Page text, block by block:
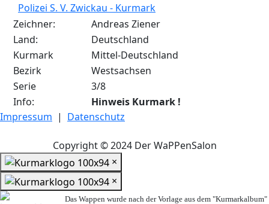
Polizei S. V. Zwickau - Kurmark
Zeichner:
Andreas Ziener
Land:
Deutschland
Kurmark
Mittel-Deutschland
Bezirk
Westsachsen
Serie
3/8
Info:
Hinweis Kurmark !
Impressum | Datenschutz
Copyright © 2024 Der WaPPenSalon
×
×
Das Wappen wurde nach der Vorlage aus dem "Kurmarkalbum"